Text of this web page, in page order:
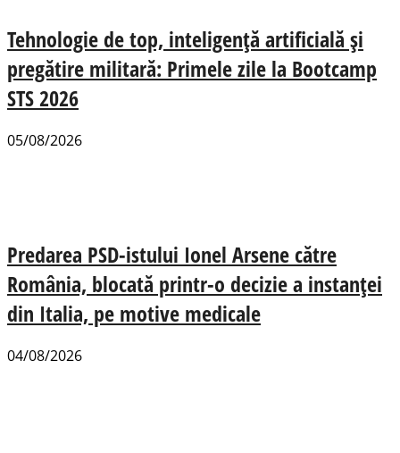
Tehnologie de top, inteligență artificială și
pregătire militară: Primele zile la Bootcamp
STS 2026
05/08/2026
Predarea PSD-istului Ionel Arsene către
România, blocată printr-o decizie a instanței
din Italia, pe motive medicale
04/08/2026